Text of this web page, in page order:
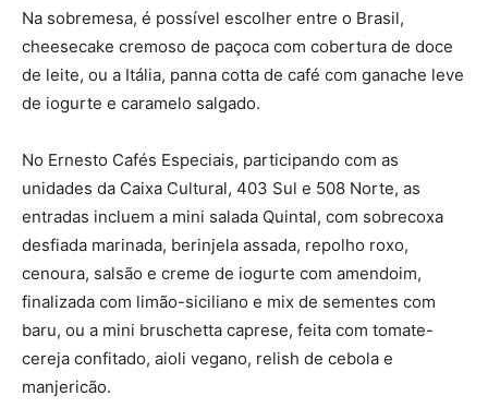
Na sobremesa, é possível escolher entre o Brasil,
cheesecake cremoso de paçoca com cobertura de doce
de leite, ou a Itália, panna cotta de café com ganache leve
de iogurte e caramelo salgado.
No Ernesto Cafés Especiais, participando com as
unidades da Caixa Cultural, 403 Sul e 508 Norte, as
entradas incluem a mini salada Quintal, com sobrecoxa
desfiada marinada, berinjela assada, repolho roxo,
cenoura, salsão e creme de iogurte com amendoim,
finalizada com limão-siciliano e mix de sementes com
baru, ou a mini bruschetta caprese, feita com tomate-
cereja confitado, aioli vegano, relish de cebola e
manjericão.